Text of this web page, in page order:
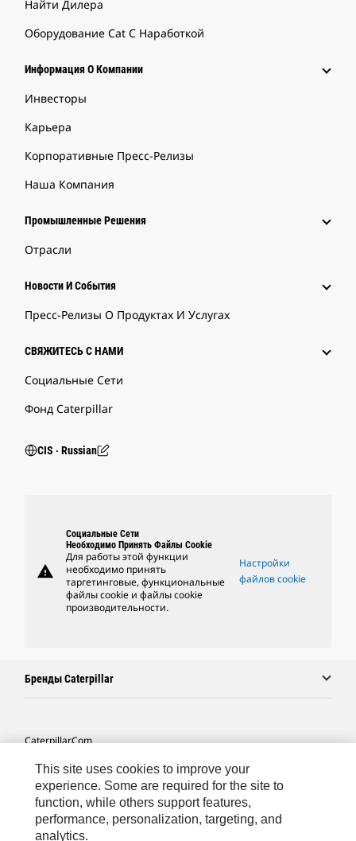
Найти Дилера
Оборудование Cat С Наработкой
Информация О Компании
Инвесторы
Карьера
Корпоративные Пресс-Релизы
Наша Компания
Промышленные Решения
Отрасли
Новости И События
Пресс-Релизы О Продуктах И Услугах
СВЯЖИТЕСЬ С НАМИ
Социальные Сети
Фонд Caterpillar
CIS ‧ Russian
warning
Социальные Сети
Необходимо Принять Файлы Cookie
Для работы этой функции
необходимо принять
таргетинговые, функциональные
файлы cookie и файлы cookie
производительности.
Настройки
файлов cookie
Бренды Caterpillar
Caterpillar.com
Связаться С Caterpillar
Карта Сайта
Cookie Settings
This site uses cookies to improve your
experience. Some are required for the site to
function, while others support features,
performance, personalization, targeting, and
analytics.